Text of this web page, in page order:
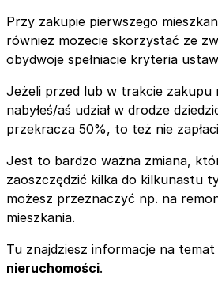
Przy zakupie pierwszego
również możecie skorzystać ze
obydwoje spełniacie kryteria
Jeżeli przed lub w trakcie zakupu
nabyłeś/aś udział w drodze
przekracza 50%, to też nie
Jest to bardzo ważna zmiana,
zaoszczędzić kilka do kilkunastu
możesz przeznaczyć np. na
mieszkania.
Tu znajdziesz informacje na temat
nieruchomości.